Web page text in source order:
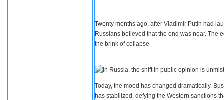
Twenty months ago, after Vladimir Putin had
Russians believed that the end was near. The
the brink of collapse
Today, the mood has changed dramatically.
has stabilized, defying the Western sanctions